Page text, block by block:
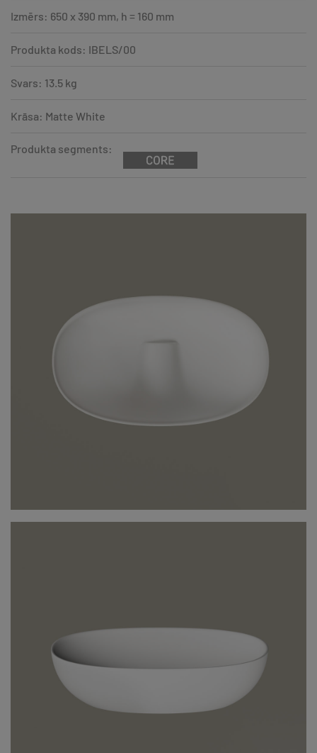
Izmērs: 650 x 390 mm, h = 160 mm
Produkta kods: IBELS/00
Svars: 13.5 kg
Krāsa: Matte White
Produkta segments: